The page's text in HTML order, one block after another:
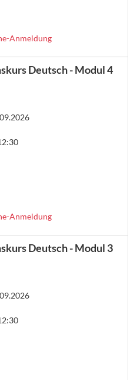
Anmeldung
Deutsch - Modul 4
Anmeldung
Deutsch - Modul 3